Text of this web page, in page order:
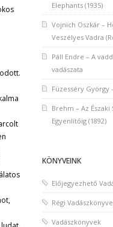
Elephants (1935)
Vojnich Oszkár –
Veszélyes Vadra
Páll Endre – A
vadászata
Füzesséry György
Brehm – Az Északi
Egyenlítőig (1892)
KÖNYVEINK
Előjegyezhető
Régi
Vadászkönyvek